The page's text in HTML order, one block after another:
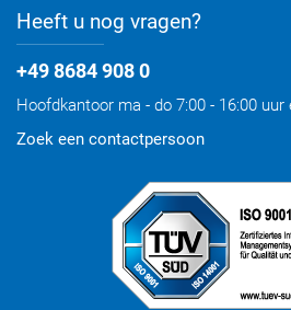
Heeft u nog vragen?
+49 8684 908 0
Hoofdkantoor ma - do 7:00 - 16:00 uur
Zoek een contactpersoon